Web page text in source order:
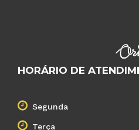
HORÁRIO DE
Segunda
Terça